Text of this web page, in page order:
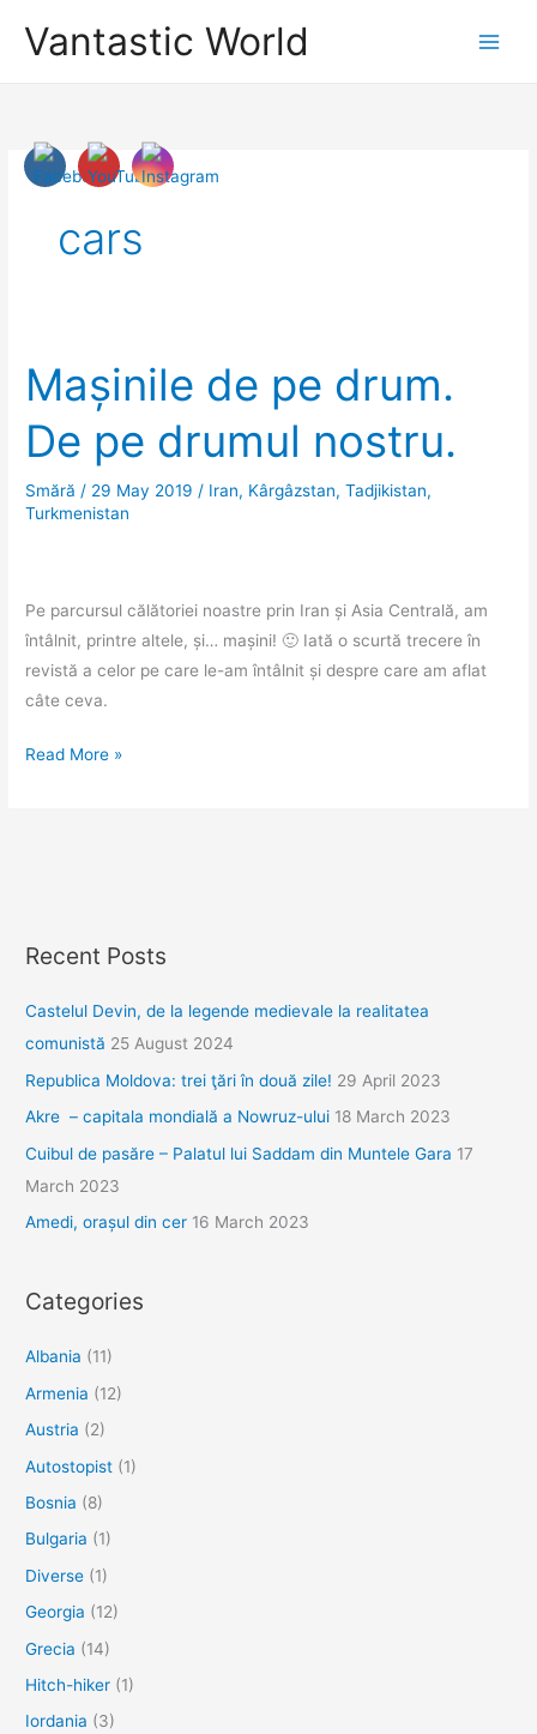
Vantastic World
cars
Mașinile de pe drum.
De pe drumul nostru.
Smără / 29 May 2019 / Iran, Kârgâzstan,Tadjikistan,
Turkmenistan
Pe parcursul călătoriei noastre prin Iran și Asia Centrală, am
întâlnit, printre altele, și… mașini! 🙂 Iată o scurtă trecere în
revistă a celor pe care le-am întâlnit și despre care am aflat
câte ceva.
Mașinile
nostru.
Read More »
Recent Posts
Castelul Devin, de la legende medievale la realitatea
comunistă 25 August 2024
Republica Moldova: trei ţări în două zile! 29 April 2023
Akre – capitala mondială a Nowruz-ului 18 March 2023
Cuibul de pasăre – Palatul lui Saddam din Muntele Gara 17
March 2023
Amedi, orașul din cer 16 March 2023
Categories
Albania (11)
Armenia (12)
Austria (2)
Autostopist (1)
Bosnia (8)
Bulgaria (1)
Diverse (1)
Georgia (12)
Grecia (14)
Hitch-hiker (1)
Iordania (3)